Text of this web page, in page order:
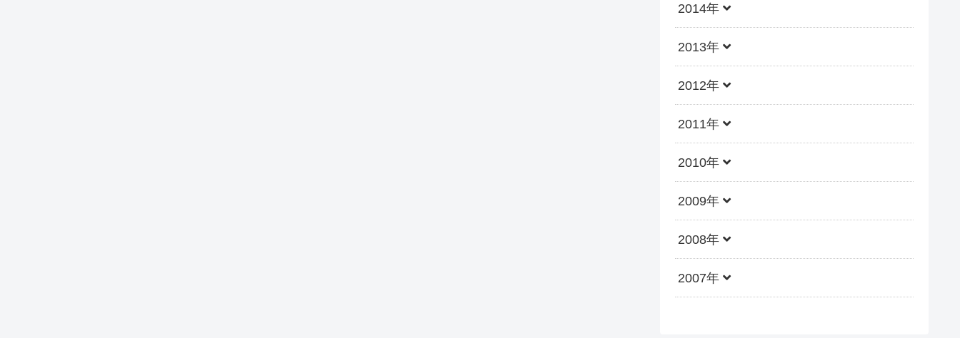
2014年
2013年
2012年
2011年
2010年
2009年
2008年
2007年